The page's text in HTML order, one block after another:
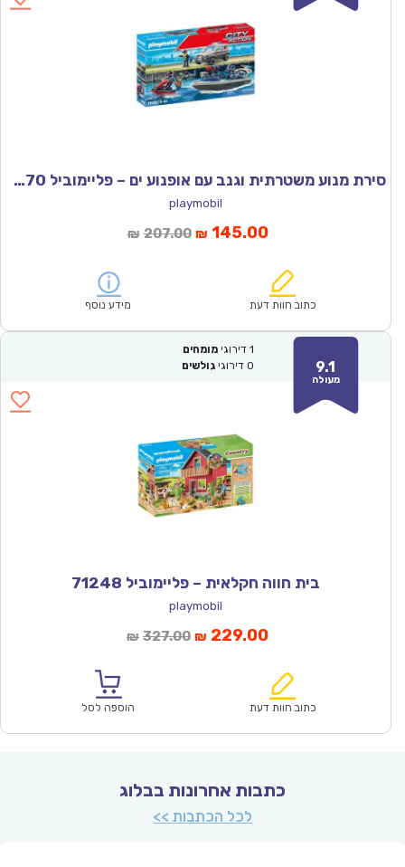
סירת מנוע משטרתית וגנב עם אופנוע ים – פליימוביל 71570
playmobil
₪ 207.00המחיר
₪207.00.
₪ 145.00המחיר
הוא:
כתוב חוות דעת מידע נוסף
9.1
מעולה
1 דירוגי מומחים
0 דירוגי גולשים
בית חווה חקלאית – פליימוביל 71248
playmobil
₪ 327.00המחיר
₪327.00.
₪ 229.00המחיר
הוא:
כתוב חוות דעת הוספה לסל
כתבות אחרונות בבלוג
לכל הכתבות >>